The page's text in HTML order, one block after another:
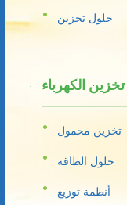
حلول تخزين
تخزين الكهرباء
تخزين محمول
حلول الطاقة
أنظمة توزيع